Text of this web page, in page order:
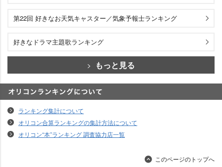
第22回 好きなお天気キャスター／気象予報士ランキング
好きなドラマ主題歌ランキング
もっと見る
ランキング集計について
オリコン合算ランキングの集計方法について
オリコン“本”ランキング 調査協力店一覧
このページのトップへ